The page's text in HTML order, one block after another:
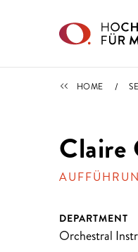
PEOPLE
HOME
Claire
DEPARTMENT
Orchestral